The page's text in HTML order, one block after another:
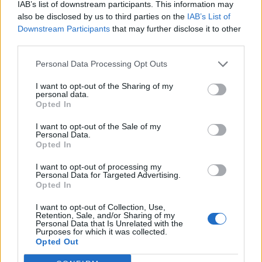
IAB’s list of downstream participants. This information may
also be disclosed by us to third parties on the IAB’s List of
Downstream Participants that may further disclose it to other
Personal Data Processing Opt Outs
I want to opt-out of the Sharing of my
personal data.
Opted In
I want to opt-out of the Sale of my
Personal Data.
Opted In
I want to opt-out of processing my
Personal Data for Targeted Advertising.
Opted In
I want to opt-out of Collection, Use,
Retention, Sale, and/or Sharing of my
Personal Data that Is Unrelated with the
Purposes for which it was collected.
Opted Out
Вятърната електроенергия в ЕС
достигна 33,4 процента от общото
производство
01.01.2023 / 13:14